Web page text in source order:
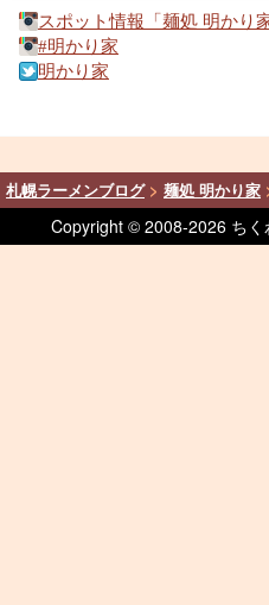
スポット情報「麺処 明かり家
#明かり家
明かり家
札幌ラーメンブログ> 麺処 明かり家
Copyright © 2008-2026 ち